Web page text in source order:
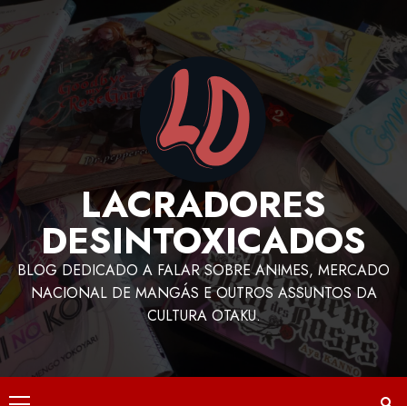
LACRADORES
DESINTOXICADOS
BLOG DEDICADO A FALAR SOBRE ANIMES, MERCADO
NACIONAL DE MANGÁS E OUTROS ASSUNTOS DA
CULTURA OTAKU.